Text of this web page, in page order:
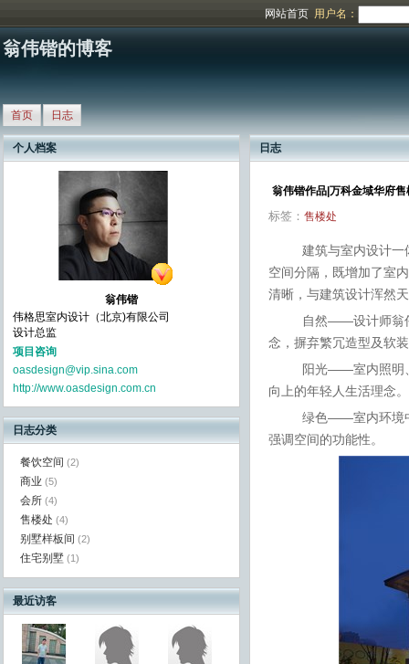
网站首页 用户名：
翁伟锴的博客
首页 日志
个人档案
翁伟锴
伟格思室内设计（北京)有限公司
设计总监
项目咨询
oasdesign@vip.sina.com
http://www.oasdesign.com.cn
日志分类
餐饮空间 (2)
商业 (5)
会所 (4)
售楼处 (4)
别墅样板间 (2)
住宅别墅 (1)
最近访客
日志
翁伟锴作品|万科金域华府售
标签： 售楼处
建筑与室内设计一
空间分隔，既增加了室
清晰， 与建筑设计浑然
自然——设计师翁
念，摒弃繁冗造型及软
阳光——室内照明
向上的年轻人生活理念。
绿色——室内环境
强调空间的功能性。